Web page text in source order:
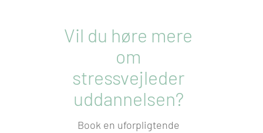
Vil du høre mere
om
stressvejleder
uddannelsen?
Book en uforpligtende